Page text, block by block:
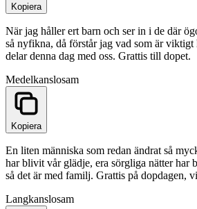
Kopiera
När jag håller ert barn och ser in i de där
så nyfikna, då förstår jag vad som är
delar denna dag med oss. Grattis till dopet.
Medelkanslosam
Kopiera
En liten människa som redan ändrat så
har blivit vår glädje, era sörgliga nätter har
så det är med familj. Grattis på dopdagen,
Langkanslosam